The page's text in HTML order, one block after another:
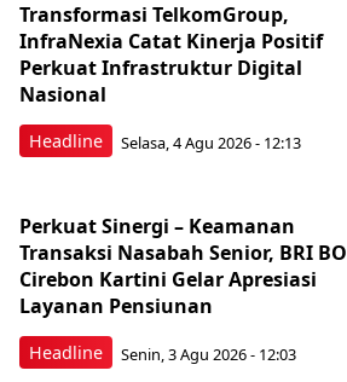
Headline
Transformasi TelkomGroup,
InfraNexia Catat Kinerja Positif
Perkuat Infrastruktur Digital
Nasional
Selasa, 4 Agu 2026 - 12:13
Headline
Perkuat Sinergi – Keamanan
Transaksi Nasabah Senior, BRI BO
Cirebon Kartini Gelar Apresiasi
Layanan Pensiunan
Senin, 3 Agu 2026 - 12:03